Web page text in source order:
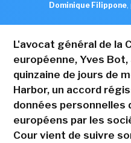
Dominique Filippone,
L'avocat général de la
européenne, Yves
quinzaine de jours de
Harbor, un accord
données
européens par les
Cour vient de suivre